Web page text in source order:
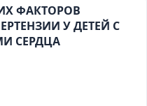
ФАКТОРОВ
У ДЕТЕЙ С
СЕРДЦА